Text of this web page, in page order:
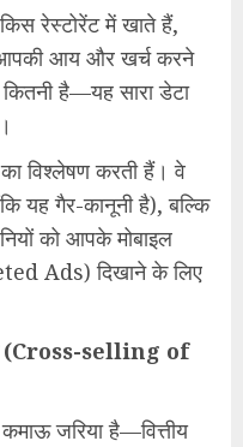
रेस्टोरेंट में खाते हैं,
आपकी आय और खर्च करने
है—यह सारा डेटा
विश्लेषण करती हैं। वे
यह गैर-कानूनी है), बल्कि
को आपके मोबाइल
Ads) दिखाने के लिए
(Cross-selling of
जरिया है—वित्तीय